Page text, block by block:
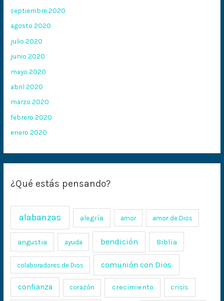
septiembre 2020
agosto 2020
julio 2020
junio 2020
mayo 2020
abril 2020
marzo 2020
febrero 2020
enero 2020
¿Qué estás pensando?
alabanzas alegría amor amor de Dios
angustia ayuda bendición Biblia
colaboradores de Dios comunión con Dios
confianza corazón crecimiento crisis